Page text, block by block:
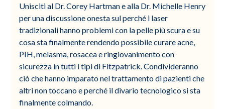
Unisciti al Dr. Corey Hartman e alla Dr. Michelle Henry
per una discussione onesta sul perché i laser
tradizionali hanno problemi con la pelle più scura e su
cosa sta finalmente rendendo possibile curare acne,
PIH, melasma, rosacea e ringiovanimento con
sicurezza in tutti i tipi di Fitzpatrick. Condivideranno
ciò che hanno imparato nel trattamento di pazienti che
altri non toccano e perché il divario tecnologico si sta
finalmente colmando.